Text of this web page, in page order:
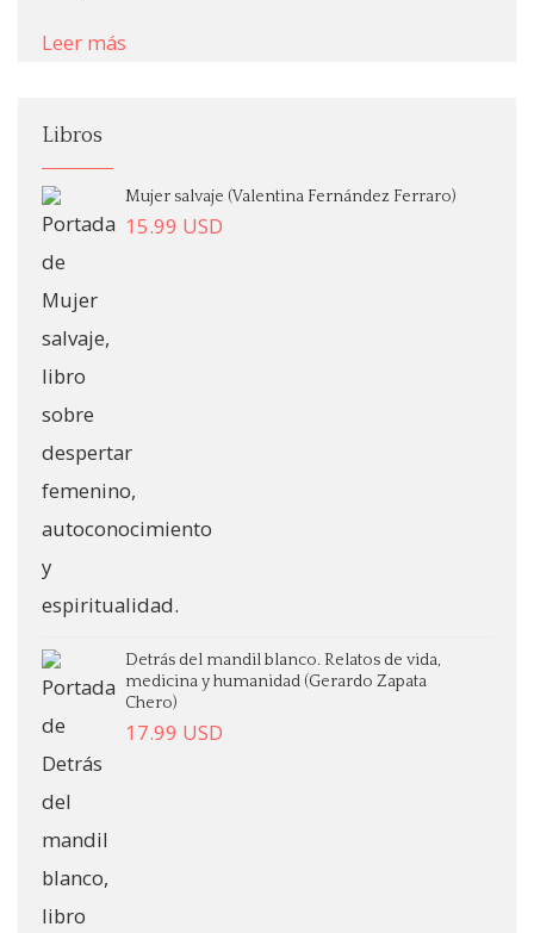
Leer más
Libros
Mujer salvaje (Valentina Fernández Ferraro)
15.99 USD
Detrás del mandil blanco. Relatos de vida,
medicina y humanidad (Gerardo Zapata
Chero)
17.99 USD